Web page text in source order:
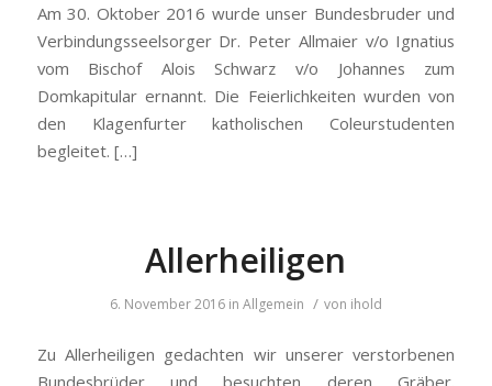
Am 30. Oktober 2016 wurde unser Bundesbruder und
Verbindungsseelsorger Dr. Peter Allmaier v/o Ignatius
vom Bischof Alois Schwarz v/o Johannes zum
Domkapitular ernannt. Die Feierlichkeiten wurden von
den Klagenfurter katholischen Coleurstudenten
begleitet. […]
Allerheiligen
6. November 2016 in Allgemein / von ihold
Zu Allerheiligen gedachten wir unserer verstorbenen